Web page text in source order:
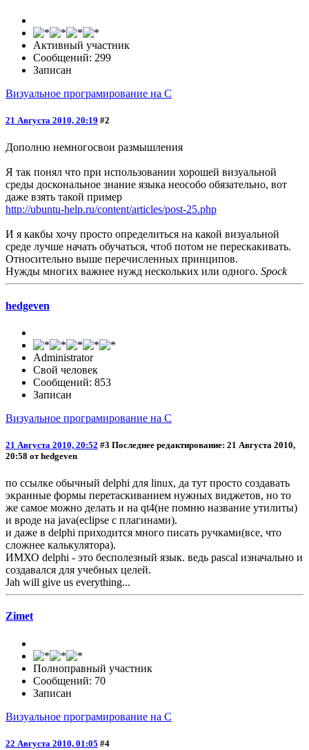
Активный участник
Сообщений: 299
Записан
Визуальное програмирование на C
21 Августа 2010, 20:19 #2
Дополню немногосвои размышления
Я так понял что при использовании хорошей визуальной
среды доскональное знание языка неособо обязательно, вот
даже взять такой пример
http://ubuntu-help.ru/content/articles/post-25.php
И я какбы хочу просто определиться на какой визуальной
среде лучше начать обучаться, чтоб потом не перескакивать.
Относительно выше перечисленных принципов.
Нужды многих важнее нужд нескольких или одного. Spock
hedgeven
Administrator
Свой человек
Сообщений: 853
Записан
Визуальное програмирование на C
21 Августа 2010, 20:52 #3 Последнее редактирование: 21 Августа 2010,
20:58 от hedgeven
по ссылке обычный delphi для linux, да тут просто создавать
экранные формы перетаскиванием нужных виджетов, но то
же самое можно делать и на qt4(не помню название утилиты)
и вроде на java(eclipse с плагинами).
и даже в delphi приходится много писать ручками(все, что
сложнее калькулятора).
ИМХО delphi - это бесполезный язык. ведь pascal изначально и
создавался для учебных целей.
Jah will give us everything...
Zimet
Полноправный участник
Сообщений: 70
Записан
Визуальное програмирование на C
22 Августа 2010, 01:05 #4